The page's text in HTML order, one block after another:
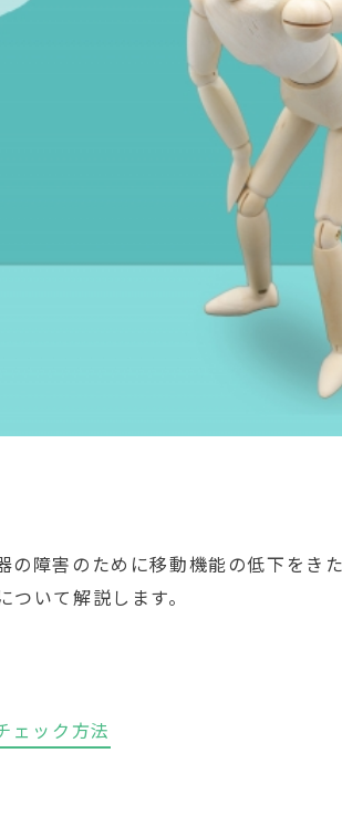
障害のために移動機能の低下をき
いて解説します。
ェック方法